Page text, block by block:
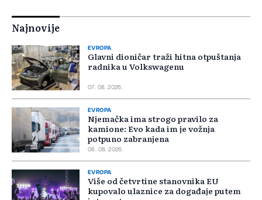
Najnovije
EVROPA
Glavni dioničar traži hitna otpuštanja
radnika u Volkswagenu
07. 08. 2026.
EVROPA
Njemačka ima strogo pravilo za
kamione: Evo kada im je vožnja
potpuno zabranjena
06. 08. 2026.
EVROPA
Više od četvrtine stanovnika EU
kupovalo ulaznice za događaje putem